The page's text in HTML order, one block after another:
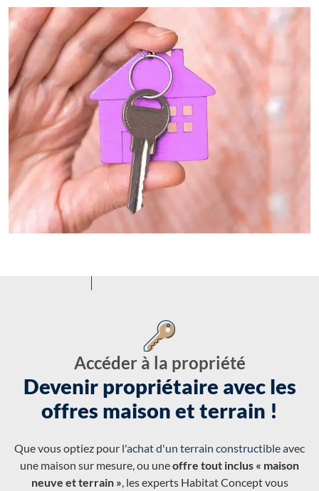
Accéder à la propriété
Devenir propriétaire avec les
offres maison et terrain !
Que vous optiez pour l'achat d'un terrain constructibleavec
une maison sur mesure, ou uneoffre tout inclus « maison
neuve et terrain », les experts Habitat Concept vous